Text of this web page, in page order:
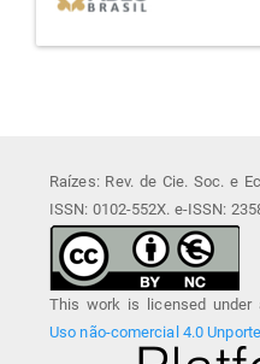
Raízes: Rev. de Cie. Soc. e
ISSN: 0102-552X. e-ISSN:
This work is licensed under
Uso não-comercial 4.0